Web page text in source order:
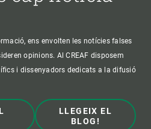
ens envolten les notícies falses
opinions. Al CREAF disposem
i dissenyadors dedicats a la difusió
LLEGEIX EL
BLOG!